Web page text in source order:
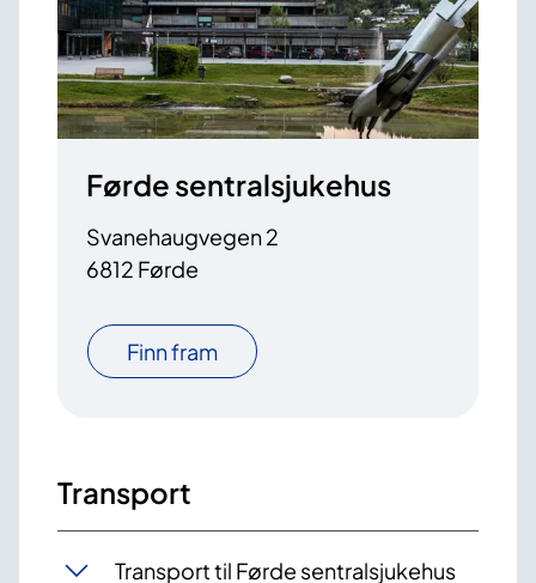
Førde sentralsjukehus
Svanehaugvegen 2
6812 Førde
Finn fram
Transport
Transport til Førde sentralsjukehus